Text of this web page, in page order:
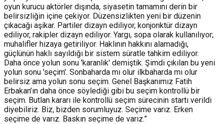
oyun kurucu aktörler dışında, siyasetin tamamını derin bir
belirsizliğin içine çekiyor. Düzensizlikten yeni bir düzenin
çıkacağı aşikar. Partiler dizayn ediliyor, konjonktür dizayn
ediliyor, rakipler dizayn ediliyor. Yargı, sopa olarak kullanılıyor;
muhalifler hizaya getiriliyor. Haklının hakkını alamadığı,
güçlünün haklı sayıldığı bir sistem süratle tahkim ediliyor.
Daha önce yolun sonu 'karanlık' demiştik. Şimdi çıkılan bu yeni
yolun sonu 'seçim'. Sonbaharda mı olur ilkbaharda mı olur
belirsiz ama yolun sonu seçim. Genel Başkanımız Fatih
Erbakan’ın daha önce söylediği gibi bu seçim kontrollü bir
seçim. Butlan kararı ile kontrollü seçim sürecinin startı verildi
diyebiliriz. Biz, bizden sorumluyuz. Seçime varız. Erken
seçime de varız. Baskın seçime de varız.”